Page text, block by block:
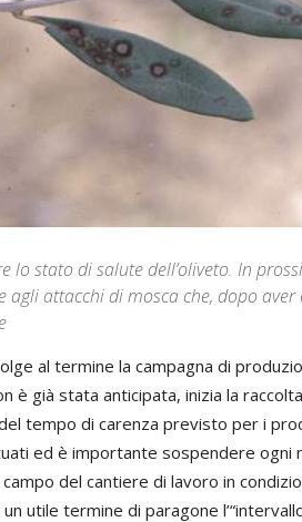
lo stato di salute dell’oliveto. In
attacchi di mosca che, dopo
al termine la campagna di
è già stata anticipata, inizia la
tempo di carenza previsto per i
ed è importante sospendere ogni
del cantiere di lavoro in
utile termine di paragone